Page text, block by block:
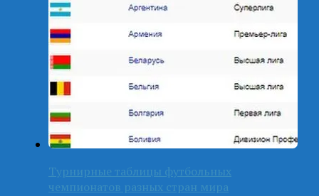
Турнирные таблицы футбольных
чемпионатов разных стран мира